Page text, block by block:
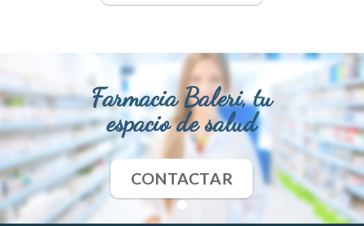
Farmacia Baleri, tu
espacio de salud
CONTACTAR